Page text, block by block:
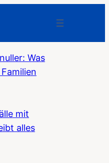
Was
mit
alles